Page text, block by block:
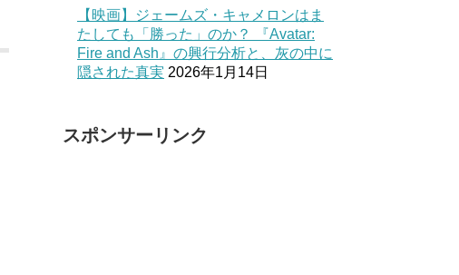
【映画】ジェームズ・キャメロンはま
たしても「勝った」のか？ 『Avatar:
Fire and Ash』の興行分析と、灰の中に
隠された真実 2026年1月14日
スポンサーリンク